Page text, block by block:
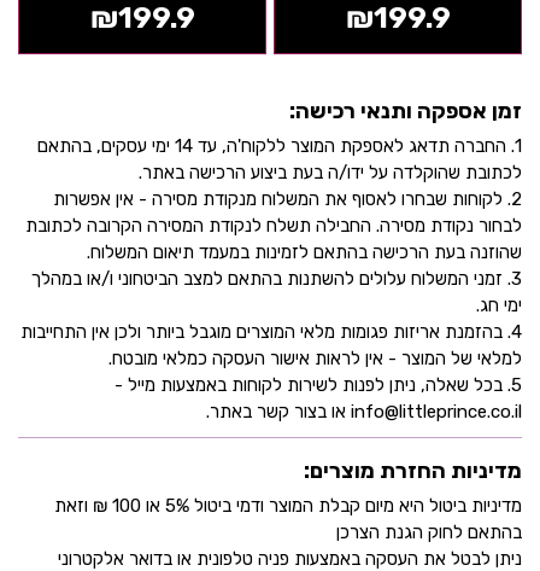
₪199.9
₪199.9
זמן אספקה ותנאי רכישה:
1. החברה תדאג לאספקת המוצר ללקוח'ה, עד 14 ימי עסקים, בהתאם
לכתובת שהוקלדה על ידו/ה בעת ביצוע הרכישה באתר.
2. לקוחות שבחרו לאסוף את המשלוח מנקודת מסירה - אין אפשרות
לבחור נקודת מסירה. החבילה תשלח לנקודת המסירה הקרובה לכתובת
שהוזנה בעת הרכישה בהתאם לזמינות במעמד תיאום המשלוח.
3. זמני המשלוח עלולים להשתנות בהתאם למצב הביטחוני ו/או במהלך
ימי חג.
4. בהזמנת אריזות פגומות מלאי המוצרים מוגבל ביותר ולכן אין התחייבות
למלאי של המוצר - אין לראות אישור העסקה כמלאי מובטח.
5. בכל שאלה, ניתן לפנות לשירות לקוחות באמצעות מייל -
info@littleprince.co.il או בצור קשר באתר.
מדיניות החזרת מוצרים:
מדיניות ביטול היא מיום קבלת המוצר ודמי ביטול 5% או 100 ₪ וזאת
בהתאם לחוק הגנת הצרכן
ניתן לבטל את העסקה באמצעות פניה טלפונית או בדואר אלקטרוני